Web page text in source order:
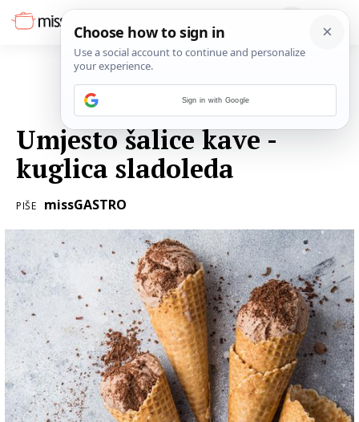
Umjesto šalice kave -
kuglica sladoleda
PIŠE missGASTRO
Sign in with Google